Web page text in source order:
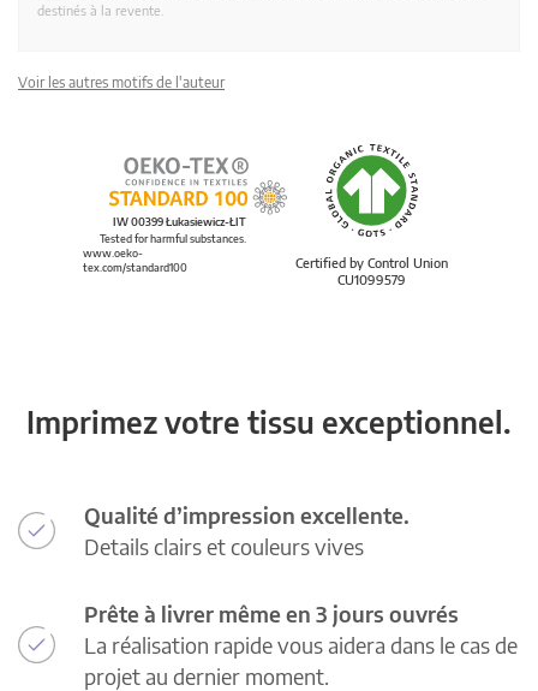
destinés à la revente.
Voir les autres motifs de l'auteur
Certified by Control Union
CU1099579
IW 00399 Łukasiewicz-ŁIT
Tested for harmful substances.
www.oeko-
tex.com/standard100
Imprimez votre tissu exceptionnel.
Qualité d’impression excellente.
Details clairs et couleurs vives
Prête à livrer même en 3 jours ouvrés
La réalisation rapide vous aidera dans le cas de
projet au dernier moment.